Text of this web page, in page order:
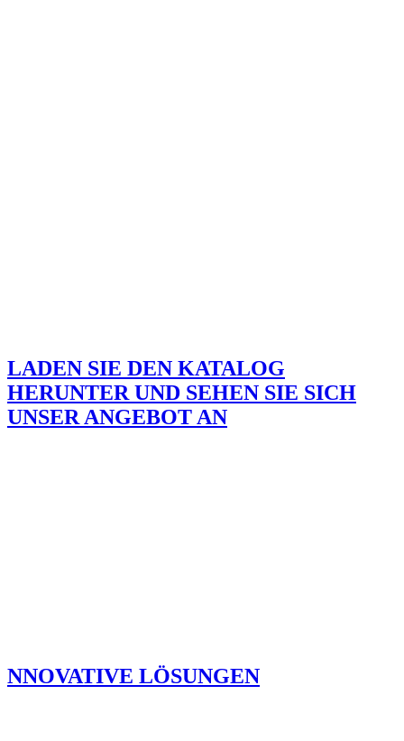
LADEN SIE DEN KATALOG
HERUNTER UND SEHEN SIE SICH
UNSER ANGEBOT AN
NNOVATIVE LÖSUNGEN